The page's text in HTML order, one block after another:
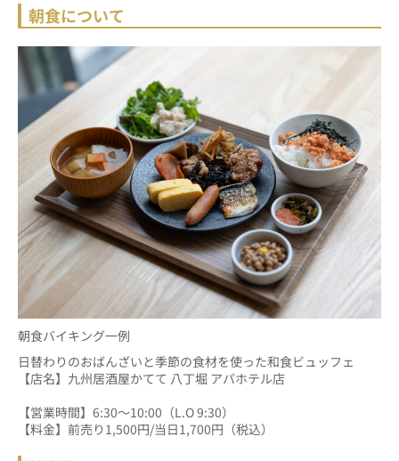
朝食について
朝食バイキング一例
日替わりのおばんざいと季節の食材を使った和食ビュッフェ
【営業時間】6:30～10:00（L.O 9:30）
【料金】前売り1,500円/当日1,700円（税込）